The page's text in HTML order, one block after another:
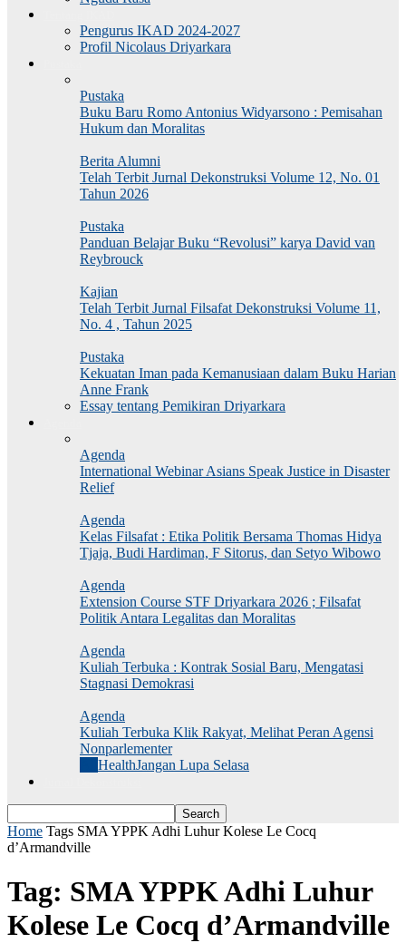
Pengurus IKAD 2024-2027
Profil Nicolaus Driyarkara
Pustaka
Buku Baru Romo Antonius Widyarsono : Pemisahan
Hukum dan Moralitas
Berita Alumni
Telah Terbit Jurnal Dekonstruksi Volume 12, No. 01
Tahun 2026
Pustaka
Panduan Belajar Buku “Revolusi” karya David van
Reybrouck
Kajian
Telah Terbit Jurnal Filsafat Dekonstruksi Volume 11,
No. 4 , Tahun 2025
Pustaka
Kekuatan Iman pada Kemanusiaan dalam Buku Harian
Anne Frank
Essay tentang Pemikiran Driyarkara
Agenda
International Webinar Asians Speak Justice in Disaster
Relief
Agenda
Kelas Filsafat : Etika Politik Bersama Thomas Hidya
Tjaja, Budi Hardiman, F Sitorus, dan Setyo Wibowo
Agenda
Extension Course STF Driyarkara 2026 ; Filsafat
Politik Antara Legalitas dan Moralitas
Agenda
Kuliah Terbuka : Kontrak Sosial Baru, Mengatasi
Stagnasi Demokrasi
Agenda
Kuliah Terbuka Klik Rakyat, Melihat Peran Agensi
Nonparlementer
HealthJangan Lupa Selasa
Home Tags SMA YPPK Adhi Luhur Kolese Le Cocq
d’Armandville
Tag: SMA YPPK Adhi Luhur
Kolese Le Cocq d’Armandville